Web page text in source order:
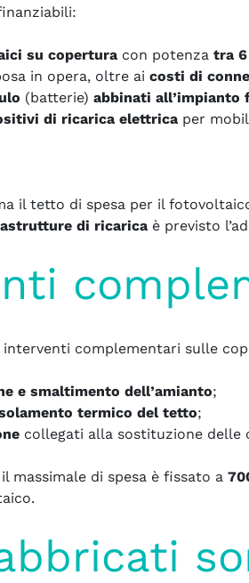
su copertura con potenza tra 6
in opera, oltre ai costi di
(batterie) abbinati all’impianto
di ricarica elettrica per
il tetto di spesa per il
di ricarica è previsto
interventi complementari sulle
e smaltimento dell’amianto;
termico del tetto;
collegati alla sostituzione delle
massimale di spesa è fissato a